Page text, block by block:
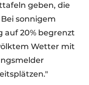
geben, die
sonnigem
20% begrenzt
Wetter mit